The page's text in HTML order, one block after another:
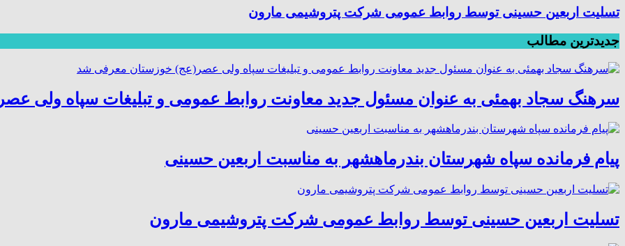
تسلیت اربعین حسینی توسط روابط عمومی شرکت پتروشیمی مارون
جدیدترین مطالب
سرهنگ سجاد بهمئی به عنوان مسئول جدید معاونت روابط عمومی و تبلیغات سپاه ولی
پیام فرمانده سپاه شهرستان بندرماهشهر به مناسبت اربعین حسینی
تسلیت اربعین حسینی توسط روابط عمومی شرکت پتروشیمی مارون